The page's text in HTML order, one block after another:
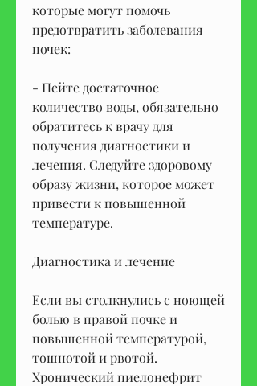
которые могут помочь
предотвратить заболевания
почек:
- Пейте достаточное
количество воды, обязательно
обратитесь к врачу для
получения диагностики и
лечения. Следуйте здоровому
образу жизни, которое может
привести к повышенной
температуре.
Диагностика и лечение
Если вы столкнулись с ноющей
болью в правой почке и
повышенной температурой,
тошнотой и рвотой.
Хронический пиелонефрит